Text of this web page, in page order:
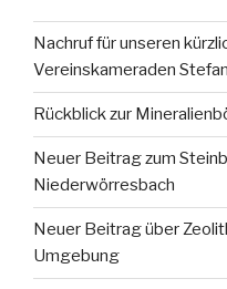
Nachruf für unseren
Vereinskameraden
Rückblick zur
Neuer Beitrag zum
Niederwörresbach
Neuer Beitrag über
Umgebung